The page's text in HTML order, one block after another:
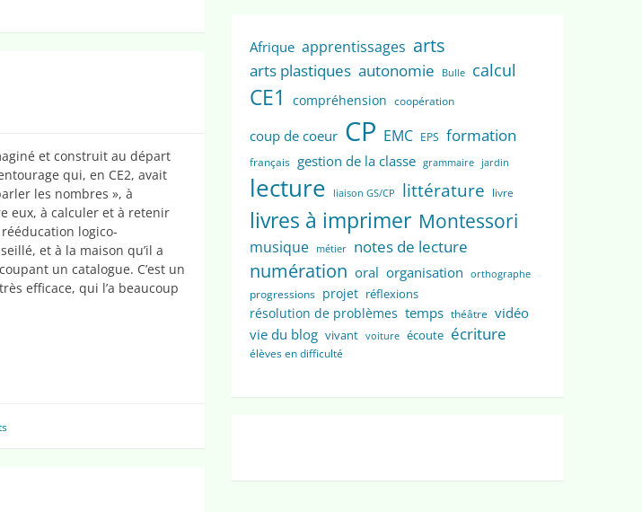
et construit au départ
qui, en CE2, avait
les nombres », à
eux, à calculer et à retenir
logico-
et à la maison qu’il a
un catalogue. C’est un
efficace, qui l’a beaucoup
Afrique apprentissages arts
arts plastiques autonomie Bulle calcul
CE1 compréhension coopération
coup de coeur CP EMC EPS formation
français gestion de la classe grammaire jardin
lecture liaison GS/CP littérature livre
livres à imprimer Montessori
musique métier notes de lecture
numération oral organisation orthographe
progressions projet réflexions
résolution de problèmes temps théâtre vidéo
vie du blog vivant voiture écoute écriture
élèves en difficulté